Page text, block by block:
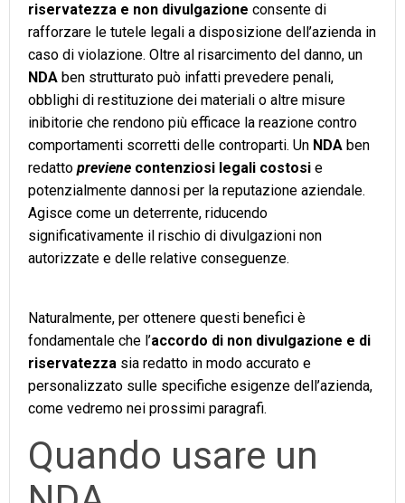
riservatezza e non divulgazione consente di
rafforzare le tutele legali a disposizione dell’azienda in
caso di violazione. Oltre al risarcimento del danno, un
NDA ben strutturato può infatti prevedere penali,
obblighi di restituzione dei materiali o altre misure
inibitorie che rendono più efficace la reazione contro
comportamenti scorretti delle controparti. Un NDA ben
redatto previene contenziosi legali costosi e
potenzialmente dannosi per la reputazione aziendale.
Agisce come un deterrente, riducendo
significativamente il rischio di divulgazioni non
autorizzate e delle relative conseguenze.
Naturalmente, per ottenere questi benefici è
fondamentale che l’accordo di non divulgazione e di
riservatezza sia redatto in modo accurato e
personalizzato sulle specifiche esigenze dell’azienda,
come vedremo nei prossimi paragrafi.
Quando usare un